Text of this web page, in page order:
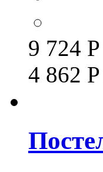
9 724 Р
4 862